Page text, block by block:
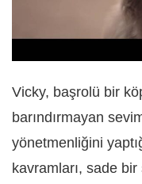
Vicky, başrolü bir
barındırmayan
yönetmenliğini
kavramları, sade